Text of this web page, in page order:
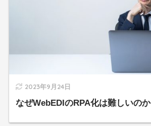
2023年9月24日
なぜWebEDIのRPA化は難しいのか